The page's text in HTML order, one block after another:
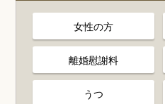
女性の方
離婚慰謝料
うつ